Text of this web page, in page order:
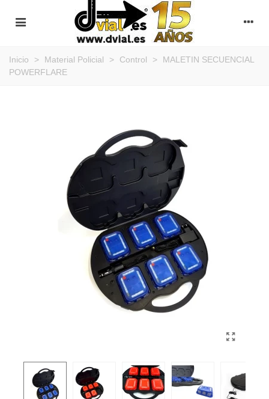
Inicio > Material Policial > Control >
MALETIN SECUENCIAL
POWERFLARE